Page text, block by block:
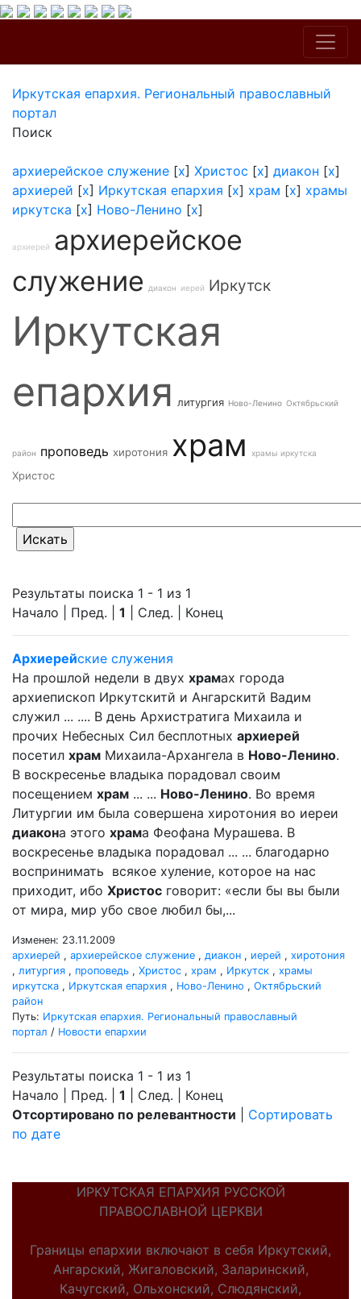
Иркутская епархия. Региональный православный
портал
Поиск
архиерейское служение [x] Христос [x] диакон [x]
архиерей [x] Иркутская епархия [x] храм [x] храмы
иркутска [x] Ново-Ленино [x]
архиерей архиерейское
служение
диакон иерей Иркутск
Иркутская
епархия литургия Ново-Ленино Октябрьский
район проповедь хиротония храм храмы иркутска
Христос
Результаты поиска 1 - 1 из 1
Начало | Пред. | 1 | След. | Конец
Архиерейские служения
На прошлой недели в двух храмах города
архиепископ Иркутскитй и Ангарскитй Вадим
служил ... .... В день Архистратига Михаила и
прочих Небесных Сил бесплотных архиерей
посетил храм Михаила-Архангела в Ново-Ленино.
В воскресенье владыка порадовал своим
посещением храм ... ... Ново-Ленино. Во время
Литургии им была совершена хиротония во иереи
диакона этого храма Феофана Мурашева. В
воскресенье владыка порадовал ... ... благодарно
воспринимать всякое хуление, которое на нас
приходит, ибо Христос говорит: «если бы вы были
от мира, мир убо свое любил бы,...
Изменен: 23.11.2009
архиерей , архиерейское служение , диакон , иерей , хиротония
, литургия , проповедь , Христос , храм , Иркутск , храмы
иркутска , Иркутская епархия , Ново-Ленино , Октябрьский
район
Путь: Иркутская епархия. Региональный православный
портал / Новости епархии
Результаты поиска 1 - 1 из 1
Начало | Пред. | 1 | След. | Конец
Отсортировано по релевантности
Сортировать
по дате
ИРКУТСКАЯ ЕПАРХИЯ РУССКОЙ
ПРАВОСЛАВНОЙ ЦЕРКВИ
Границы епархии включают в себя Иркутский,
Ангарский, Жигаловский, Заларинский,
Качугский, Ольхонский, Слюдянский,